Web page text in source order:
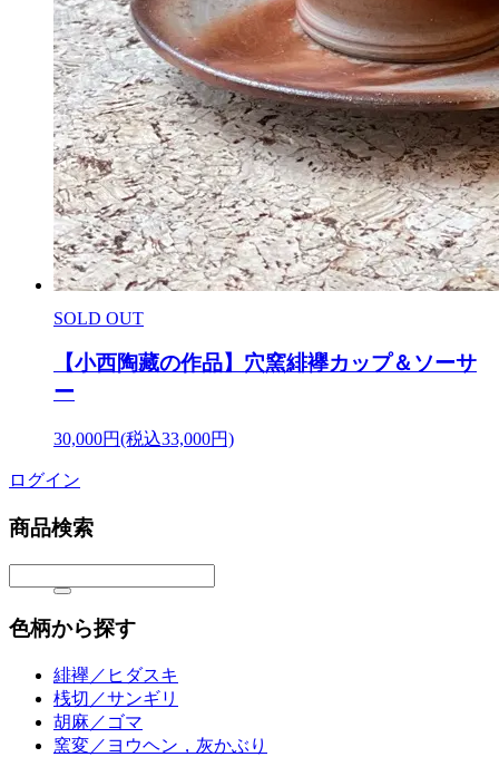
SOLD OUT
【小西陶藏の作品】穴窯緋襷カップ＆ソーサ
ー
30,000円(税込33,000円)
ログイン
商品検索
色柄から探す
緋襷／ヒダスキ
桟切／サンギリ
胡麻／ゴマ
窯変／ヨウヘン，灰かぶり